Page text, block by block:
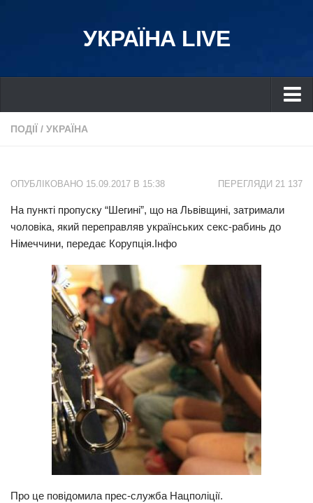
УКРАЇНА LIVE
Україна
Івано-Франківськ
Харків
Донбас
Одеса
Схід
Прикарпаття
Економіка
Політика
Наука
ПОДІЇ / УКРАЇНА
ПЕРЕГЛЯДИ 21 137
ОПУБЛІКОВАНО 15.09.2017 В 15:38
На пункті пропуску “Шегині”, що на Львівщині, затримали
чоловіка, який переправляв українських секс-рабинь до
Німеччини, передає Корупція.Інфо
Про це повідомила прес-служба Нацполіції.